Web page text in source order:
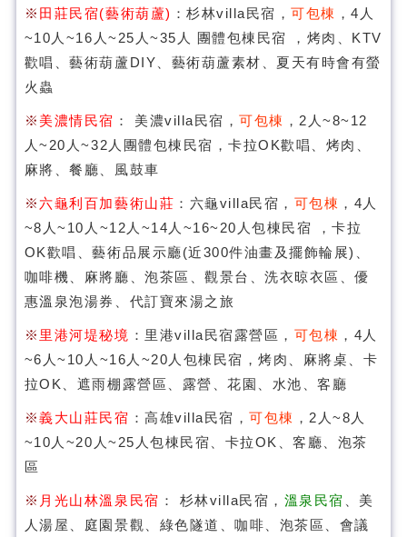
※ 田莊民宿(藝術葫蘆) ：杉林villa民宿，可包棟 ，4人
~10人~16人~25人~35人 團體包棟民宿 ，烤肉、KTV
歡唱、藝術葫蘆DIY、藝術葫蘆素材、夏天有時會有螢
火蟲
※ 美濃情民宿 ： 美濃villa民宿，可包棟 ，2人~8~12
人~20人~32人團體包棟民宿，卡拉OK歡唱、烤肉、
麻將、餐廳、風鼓車
※六龜利百加藝術山莊 ：六龜villa民宿， 可包棟 ，4人
~8人~10人~12人~14人~16~20人包棟民宿 ，卡拉
OK歡唱、藝術品展示廳(近300件油畫及擺飾輪展)、
咖啡機、麻將廳、泡茶區、觀景台、洗衣晾衣區、優
惠溫泉泡湯券、代訂寶來湯之旅
※ 里港河堤秘境 ：里港villa民宿露營區， 可包棟 ，4人
~6人~10人~16人~20人包棟民宿，烤肉、麻將桌、卡
拉OK、遮雨棚露營區、露營、花園、水池、客廳
※義大山莊民宿 ：高雄villa民宿，可包棟 ，2人~8人
~10人~20人~25人包棟民宿、卡拉OK、客廳、泡茶
區
※ 月光山林溫泉民宿 ： 杉林villa民宿， 溫泉民宿
、美
人湯屋、庭園景觀、綠色隧道、咖啡、泡茶區、會議